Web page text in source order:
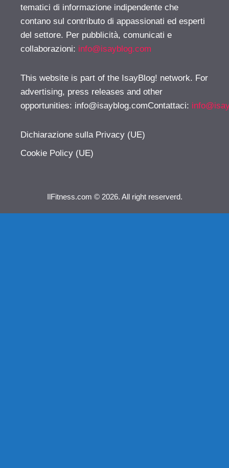
tematici di informazione indipendente che
contano sul contributo di appassionati ed esperti
del settore. Per pubblicità, comunicati e
collaborazioni: info@isayblog.com
This website is part of the IsayBlog! network. For
advertising, press releases and other
opportunities: info@isayblog.comContattaci:
Dichiarazione sulla Privacy (UE)
Cookie Policy (UE)
IlFitness.com © 2026. All right reserverd.